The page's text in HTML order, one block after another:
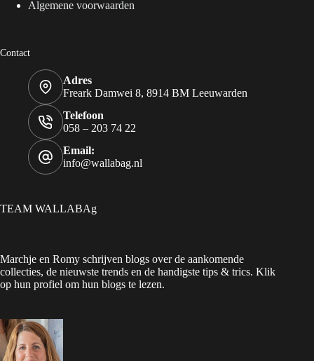
Algemene voorwaarden
Contact
Adres
Freark Damwei 8, 8914 BM Leeuwarden
Telefoon
058 – 203 74 22
Email:
info@wallabag.nl
TEAM WALLABAg
Marchje en Romy schrijven blogs over de aankomende
collecties, de nieuwste trends en de handigste tips & trics. Klik
op hun profiel om hun blogs te lezen.